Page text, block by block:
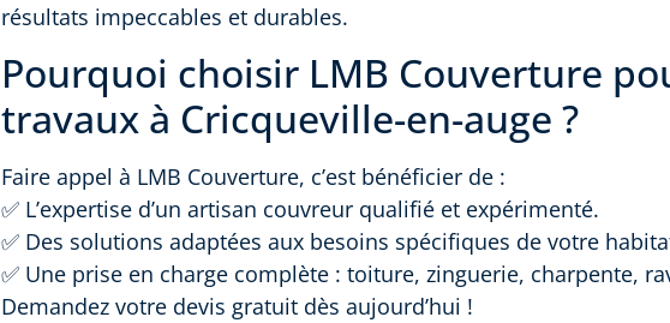
résultats impeccables et durables.
Pourquoi choisir LMB Couverture
travaux à Cricqueville-en-auge ?
Faire appel à LMB Couverture, c’est bénéficier de :
✅ L’expertise d’un artisan couvreur qualifié et expérimenté.
✅ Des solutions adaptées aux besoins spécifiques de votre
✅ Une prise en charge complète : toiture, zinguerie, charpente,
Demandez votre devis gratuit dès aujourd’hui !